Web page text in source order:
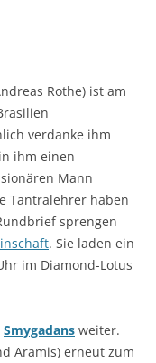
Rothe) ist am
verdanke ihm
ihm einen
Mann
Tantralehrer haben
sprengen
. Sie laden ein
im Diamond-Lotus
Smygadans weiter.
Aramis) erneut zum